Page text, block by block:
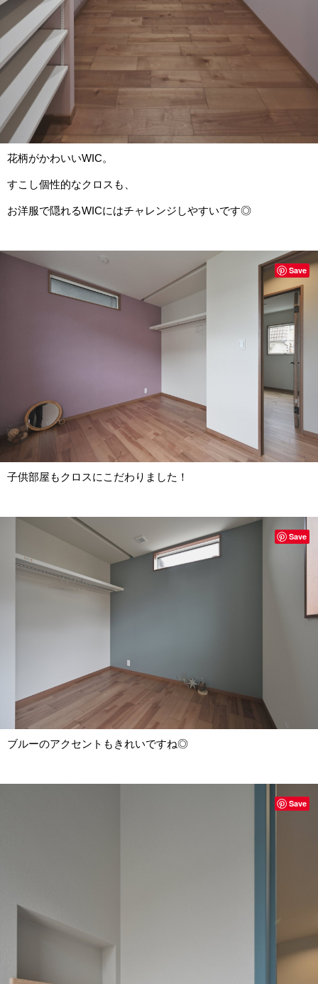
花柄がかわいいWIC。
すこし個性的なクロスも、
お洋服で隠れるWICにはチャレンジしやすいです◎
子供部屋もクロスにこだわりました！
Save
ブルーのアクセントもきれいですね◎
Save
Save